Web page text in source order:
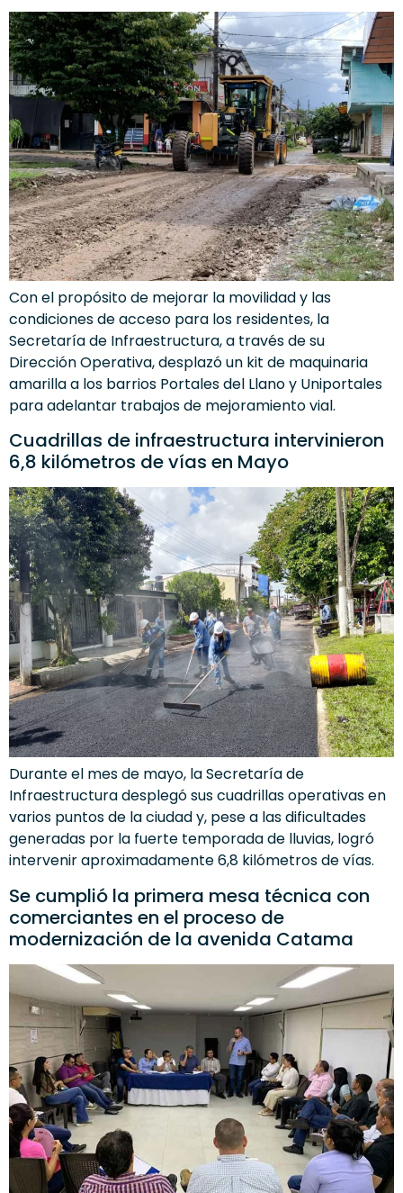
Con el propósito de mejorar la movilidad y las
condiciones de acceso para los residentes, la
Secretaría de Infraestructura, a través de su
Dirección Operativa, desplazó un kit de maquinaria
amarilla a los barrios Portales del Llano y Uniportales
para adelantar trabajos de mejoramiento vial.
Cuadrillas de infraestructura intervinieron
6,8 kilómetros de vías en Mayo
Durante el mes de mayo, la Secretaría de
Infraestructura desplegó sus cuadrillas operativas en
varios puntos de la ciudad y, pese a las dificultades
generadas por la fuerte temporada de lluvias, logró
intervenir aproximadamente 6,8 kilómetros de vías.
Se cumplió la primera mesa técnica con
comerciantes en el proceso de
modernización de la avenida Catama